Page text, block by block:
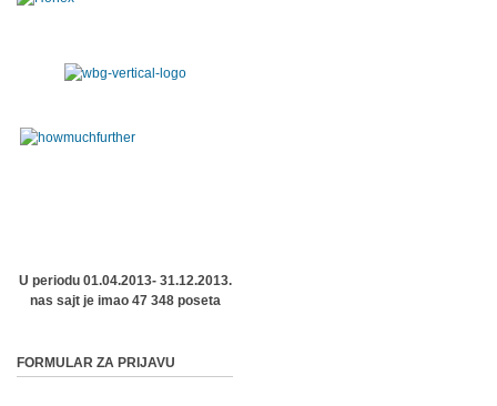
U periodu 01.04.2013- 31.12.2013.
nas sajt je imao 47 348 poseta
FORMULAR ZA PRIJAVU